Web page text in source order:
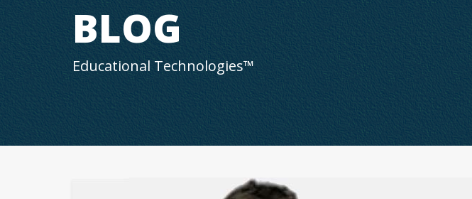
BLOG
Educational Technologies™